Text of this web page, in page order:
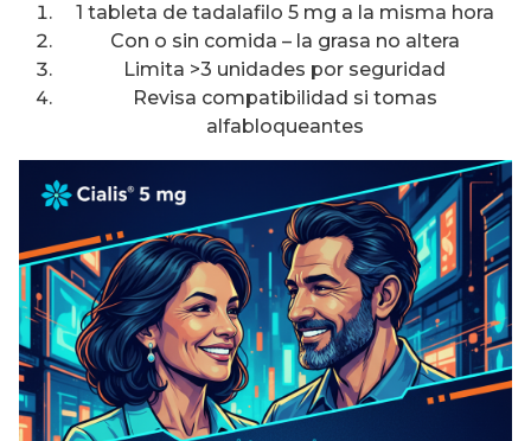
1 tableta de tadalafilo 5 mg a la misma hora
Con o sin comida – la grasa no altera
Limita >3 unidades por seguridad
Revisa compatibilidad si tomas
alfabloqueantes